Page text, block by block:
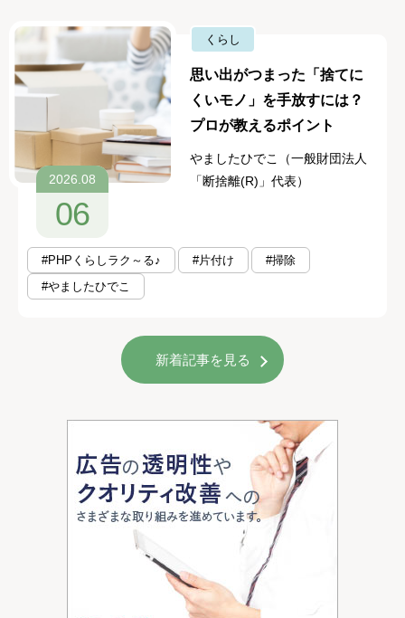
2026.08
06
くらし
思い出がつまった「捨てに
くいモノ」を手放すには？
プロが教えるポイント
やましたひでこ（一般財団法人
「断捨離(R)」代表）
#PHPくらしラク～る♪ #片付け
#掃除
#やましたひでこ
新着記事を見る